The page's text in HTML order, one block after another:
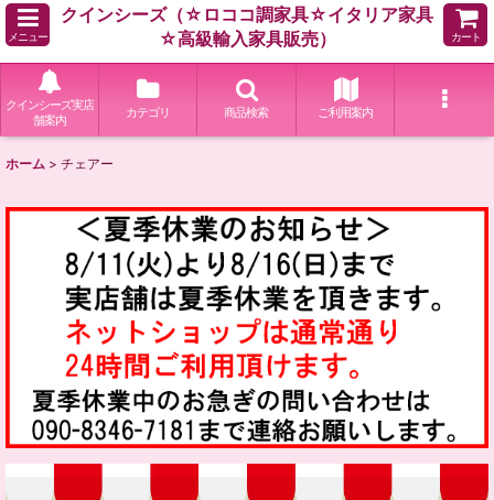
メニュー
クインシーズ（☆ロココ調家具☆イタリア家具
☆高級輸入家具販売）
カート
クインシーズ実店
舗案内
カテゴリ 商品検索 ご利用案内
ホーム > チェアー